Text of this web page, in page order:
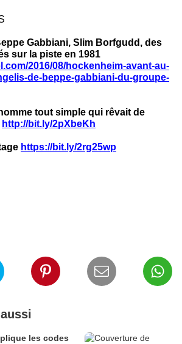
Gabbiani, Slim Borfgudd, des
sur la piste en 1981
2016/08/hockenheim-avant-au-
de-beppe-gabbiani-du-groupe-
tout simple qui rêvait de
http://bit.ly/2pXbeKh
https://bit.ly/2rg25wp
les codes